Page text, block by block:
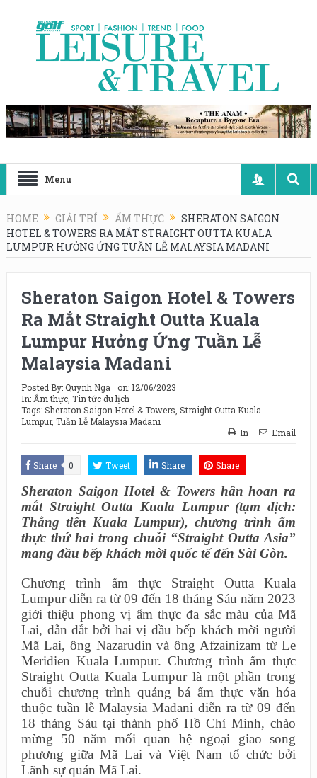
Menu
HOME GIẢI TRÍ ẨM THỰC
SHERATON SAIGON
HOTEL & TOWERS RA MẮT STRAIGHT OUTTA KUALA
LUMPUR HƯỞNG ỨNG TUẦN LỄ MALAYSIA MADANI
Sheraton Saigon Hotel & Towers
Ra Mắt Straight Outta Kuala
Lumpur Hưởng Ứng Tuần Lễ
Malaysia Madani
Posted By:Quynh Nga on:12/06/2023
In: Ẩm thực, Tin tức du lịch
Tags:Sheraton Saigon Hotel & Towers Straight Outta Kuala
Lumpur, Tuần Lễ Malaysia Madani
In
Email
Share 0 Tweet Share Share
Sheraton Saigon Hotel & Towers hân hoan ra
mắt Straight Outta Kuala Lumpur (tạm dịch:
Thẳng tiến Kuala Lumpur), chương trình ẩm
thực thứ hai trong chuỗi “Straight Outta Asia”
mang đầu bếp khách mời quốc tế đến Sài Gòn.
Chương trình ẩm thực Straight Outta Kuala
Lumpur diễn ra từ 09 đến 18 tháng Sáu năm 2023
giới thiệu phong vị ẩm thực đa sắc màu của Mã
Lai, dẫn dắt bởi hai vị đầu bếp khách mời người
Mã Lai, ông Nazarudin và ông Afzainizam từ Le
Meridien Kuala Lumpur. Chương trình ẩm thực
Straight Outta Kuala Lumpur là một phần trong
chuỗi chương trình quảng bá ẩm thực văn hóa
thuộc tuần lễ Malaysia Madani diễn ra từ 09 đến
18 tháng Sáu tại thành phố Hồ Chí Minh, chào
mừng 50 năm mối quan hệ ngoại giao song
phương giữa Mã Lai và Việt Nam tổ chức bởi
Lãnh sự quán Mã Lai.